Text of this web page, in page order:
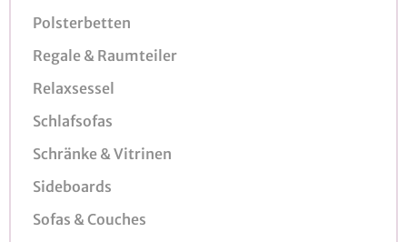
Polsterbetten
Regale & Raumteiler
Relaxsessel
Schlafsofas
Schränke & Vitrinen
Sideboards
Sofas & Couches